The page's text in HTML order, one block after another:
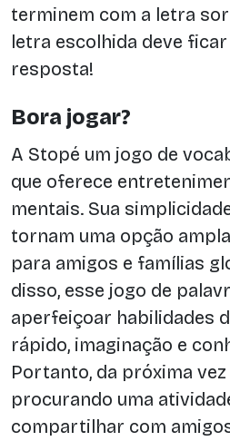
terminem com a letra
letra escolhida deve
resposta!
Bora jogar?
A Stopé um jogo de
que oferece
mentais. Sua
tornam uma opção
para amigos e famílias
disso, esse jogo de
aperfeiçoar habilidades
rápido, imaginação e
Portanto, da próxima
procurando uma
compartilhar com